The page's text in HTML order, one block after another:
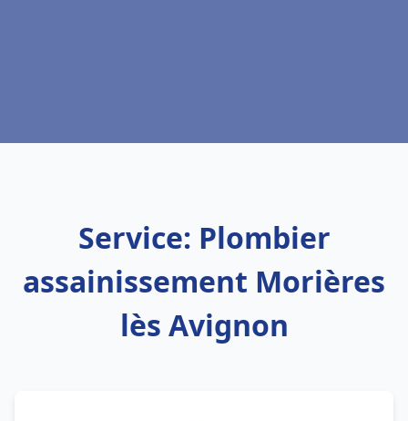
Service: Plombier
assainissement Morières
lès Avignon